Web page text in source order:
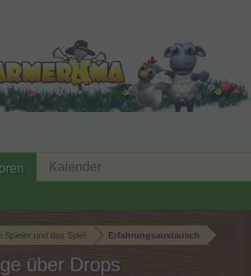
Spieler und das Spiel Erfahrungsaustausch
über Drops
Kalender